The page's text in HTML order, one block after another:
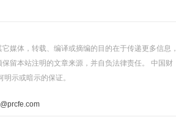
媒体，转载、编译或摘编的目的在于传递更多信息，
留本站注明的文章来源，并自负法律责任。 中国财
示或暗示的保证。